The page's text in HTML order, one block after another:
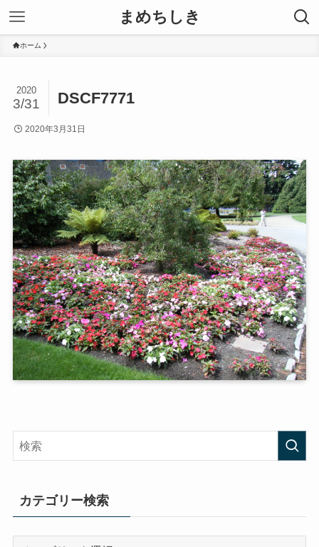
まめちしき
ホーム
DSCF7771
2020
3/31
2020年3月31日
カテゴリー検索